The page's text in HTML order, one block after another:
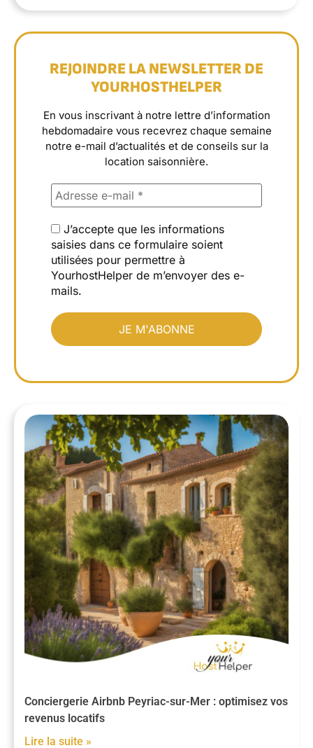
REJOINDRE LA NEWSLETTER DE
YOURHOSTHELPER
En vous inscrivant à notre lettre d’information
hebdomadaire vous recevrez chaque semaine
notre e-mail d’actualités et de conseils sur la
location saisonnière.
J’accepte que les informations
saisies dans ce formulaire soient
utilisées pour permettre à
YourhostHelper de m’envoyer des e-
mails.
Conciergerie Airbnb Peyriac-sur-Mer : optimisez vos
revenus locatifs
Lire la suite »